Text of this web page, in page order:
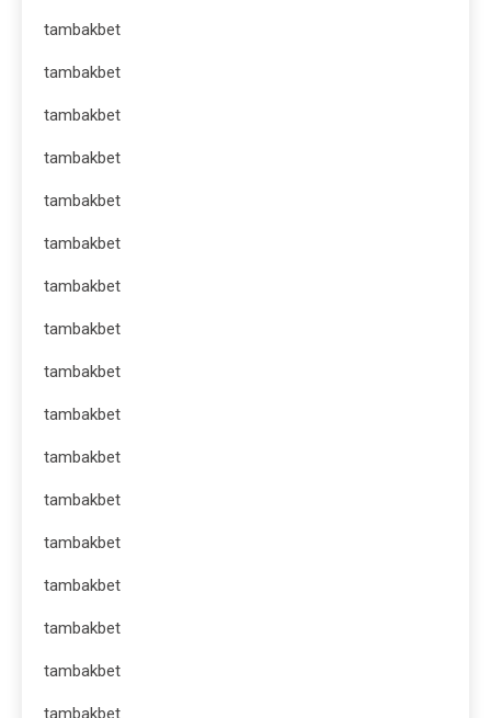
tambakbet
tambakbet
tambakbet
tambakbet
tambakbet
tambakbet
tambakbet
tambakbet
tambakbet
tambakbet
tambakbet
tambakbet
tambakbet
tambakbet
tambakbet
tambakbet
tambakbet